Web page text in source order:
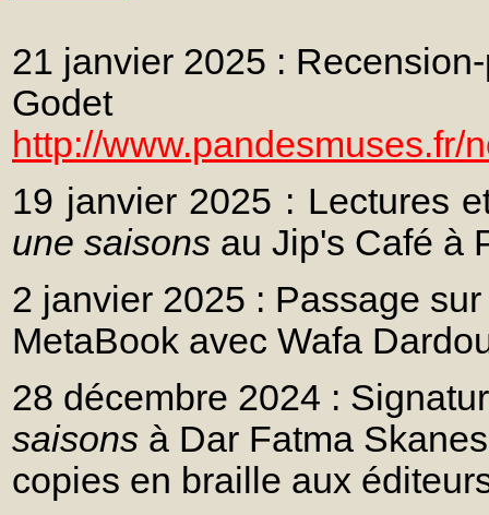
21 janvier 2025 :
Godet
http://www.pandesmuses.fr/
19 janvier 2025 : Lectures
une saisons au Jip's Café à
2 janvier 2025 : Passage
MetaBook avec Wafa
28 décembre 2024 :
saisons à Dar Fatma
copies en braille aux